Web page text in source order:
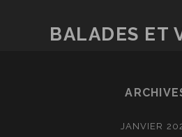
BALADES ET
JANVIER